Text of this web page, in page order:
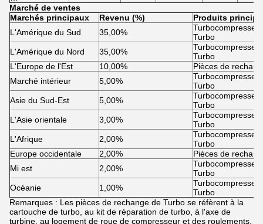
Marché de ventes
Marchés principaux
Revenu (%)
Produits
L'Amérique du Sud
35,00%
Turbo
L'Amérique du Nord
35,00%
Turbo
L'Europe de l'Est
10,00%
Pièces de
Marché intérieur
5,00%
Turbo
Asie du Sud-Est
5,00%
Turbo
L'Asie orientale
3,00%
Turbo
L'Afrique
2,00%
Turbo
Europe occidentale
2,00%
Pièces de
Mi est
2,00%
Turbo
Océanie
1,00%
Turbo
Remarques : Les pièces de rechange de Turbo se réfèrent à la
cartouche de turbo, au kit de réparation de turbo, à l'axe de
turbine, au logement de roue de compresseur et des roulements,